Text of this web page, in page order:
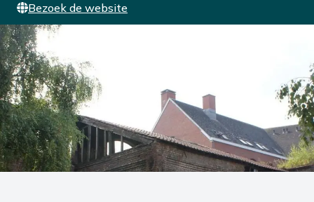
Bezoek de website